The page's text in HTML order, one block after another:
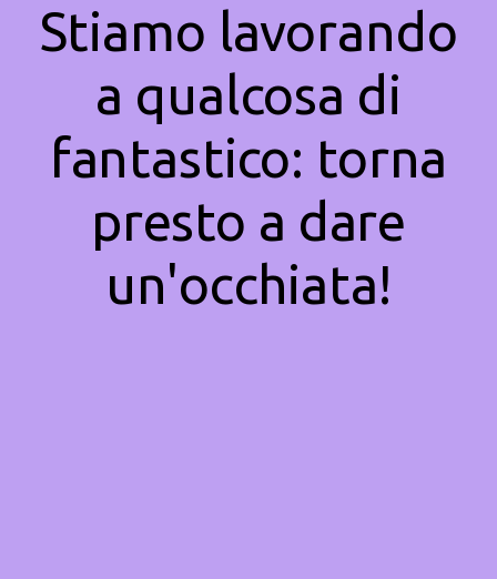
Stiamo lavorando
a qualcosa di
fantastico: torna
presto a dare
un'occhiata!